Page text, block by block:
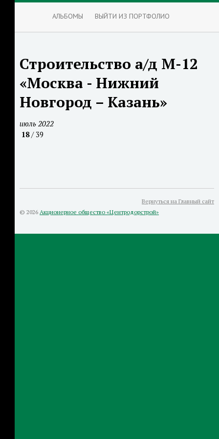
АЛЬБОМЫ ВЫЙТИ ИЗ ПОРТФОЛИО
Строительство а/д М-12
«Москва - Нижний
Новгород – Казань»
июль 2022
18/ 39
Вернуться на Главный сайт
© 2026 Акционерное общество «Центродорстрой»